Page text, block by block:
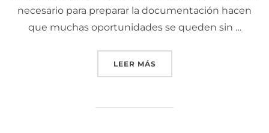
necesario para preparar la documentación hacen
que muchas oportunidades se queden sin …
LEER MÁS